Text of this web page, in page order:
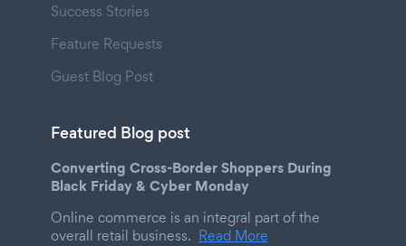
Success Stories
Feature Requests
Guest Blog Post
Featured Blog post
Converting Cross-Border Shoppers During
Black Friday & Cyber Monday
Online commerce is an integral part of the
overall retail business. Read More